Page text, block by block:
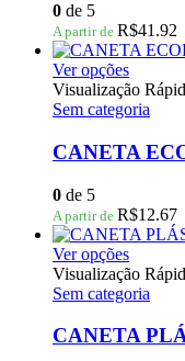
podem
ser
na
página
do
produto
0 de 5
A partir de R$41.92
Ver opçõesEste
produto
tem
As
podem
ser
na
página
do
produto
Visualização
Sem categoria
CANETA
0 de 5
A partir de R$12.67
Ver opçõesEste
produto
tem
Visualização
Sem categoria
CANETA